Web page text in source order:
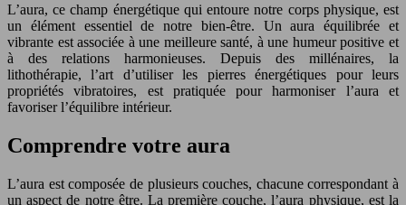
L’aura, ce champ énergétique qui entoure notre corps physique, est
un élément essentiel de notre bien-être. Un aura équilibrée et
vibrante est associée à une meilleure santé, à une humeur positive et
à des relations harmonieuses. Depuis des millénaires, la
lithothérapie, l’art d’utiliser les pierres énergétiques pour leurs
propriétés vibratoires, est pratiquée pour harmoniser l’aura et
favoriser l’équilibre intérieur.
Comprendre votre aura
L’aura est composée de plusieurs couches, chacune correspondant à
un aspect de notre être. La première couche, l’aura physique, est la